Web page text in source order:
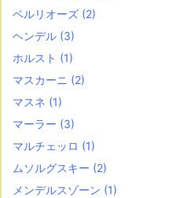
ベルリオーズ (2)
ヘンデル (3)
ホルスト (1)
マスカーニ (2)
マスネ (1)
マーラー (3)
マルチェッロ (1)
ムソルグスキー (2)
メンデルスゾーン (1)